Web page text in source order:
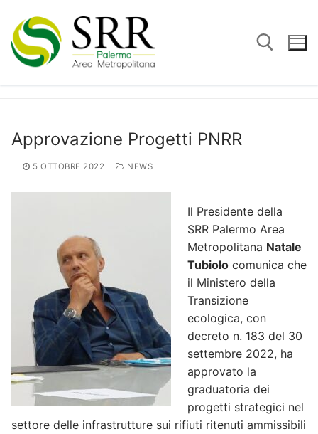
contenuto
Approvazione Progetti PNRR
5 OTTOBRE 2022 NEWS
Il Presidente della
SRR Palermo Area
Metropolitana Natale
Tubiolocomunica che
il Ministero della
Transizione
ecologica, con
decreto n. 183 del 30
settembre 2022, ha
approvato la
graduatoria dei
progetti strategici nel
settore delle infrastrutture sui rifiuti ritenuti ammissibili